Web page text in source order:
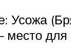
Усожа
место для